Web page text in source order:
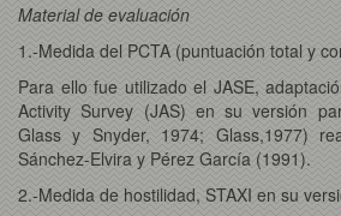
Material de evaluación
1.-Medida del PCTA (puntuación total y
Para ello fue utilizado el JASE,
Activity Survey (JAS) en su versión
Glass y Snyder, 1974; Glass,1977)
Sánchez-Elvira y Pérez García (1991).
2.-Medida de hostilidad, STAXI en su